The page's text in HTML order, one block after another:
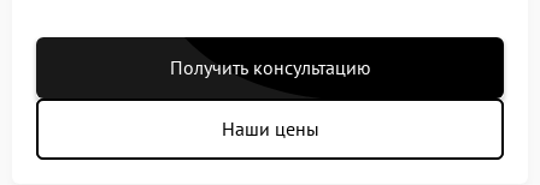
Получить консультацию
Наши цены